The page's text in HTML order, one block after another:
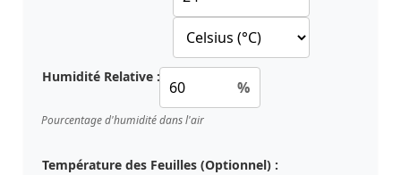
Humidité Relative :
%
Pourcentage d'humidité dans l'air
Température des Feuilles (Optionnel) :